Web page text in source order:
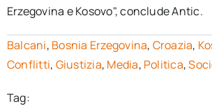
Erzegovina e Kosovo", conclude Antic.
Balcani, Bosnia Erzegovina, Croazia,
Conflitti, Giustizia, Media, Politica,
Tag: